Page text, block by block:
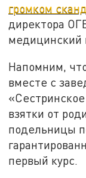
громком
директора
медицинский
Напомним,
вместе с
взятки от
подельницы
первый курс.